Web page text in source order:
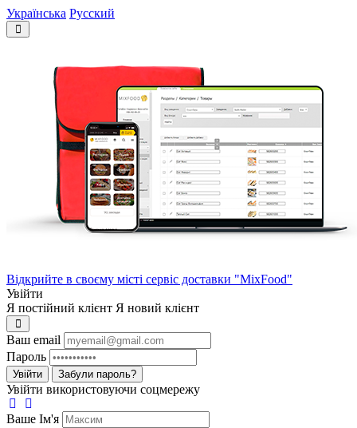
Українська Русский
Відкрийте в своєму місті сервіс доставки "MixFood"
Увійти
Я постійний клієнт Я новий клієнт
Ваш email
Пароль
Увійти Забули пароль?
Увійти використовуючи соцмережу
Ваше Iм'я